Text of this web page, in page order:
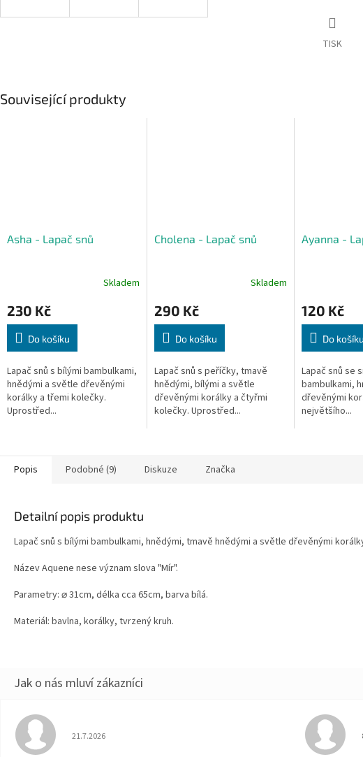
TISK
Související produkty
Asha - Lapač snů
Skladem
230 Kč
Do košíku
Lapač snů s bílými bambulkami,
hnědými a světle dřevěnými
korálky a třemi kolečky.
Uprostřed...
Cholena - Lapač snů
Skladem
290 Kč
Do košíku
Lapač snů s peříčky, tmavě
hnědými, bílými a světle
dřevěnými korálky a čtyřmi
kolečky. Uprostřed...
Ayanna -
120 Kč
Do košíku
Lapač snů se
bambulkami,
dřevěnými
největšího...
Popis Podobné (9) Diskuze Značka
Detailní popis produktu
Lapač snů s bílými bambulkami, hnědými, tmavě hnědými a světle dřevěnými
Název Aquene nese význam slova "Mír".
Parametry: ⌀ 31cm, délka cca 65cm, barva bílá.
Materiál: bavlna, korálky, tvrzený kruh.
Hodnocení obchodu je 5 z 5 hvězdiček.
21.7.2026